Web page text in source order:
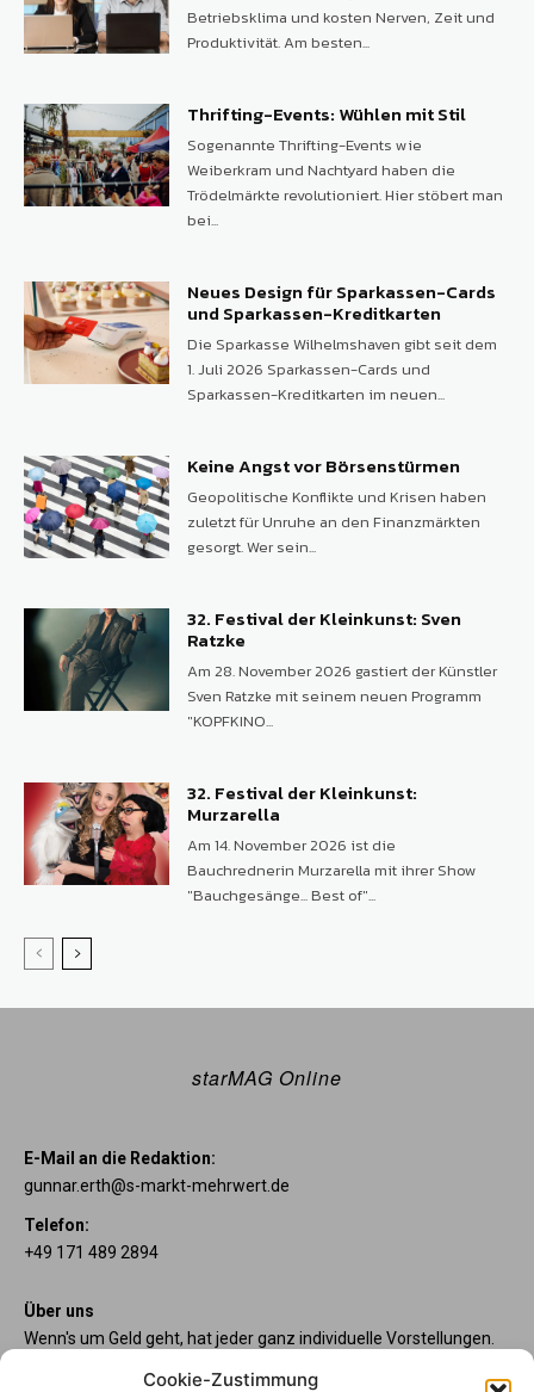
Cookie-Zustimmung
Betriebsklima und kosten Nerven, Zeit und
Produktivität. Am besten...
Thrifting-Events: Wühlen mit Stil
Sogenannte Thrifting-Events wie
Weiberkram und Nachtyard haben die
Trödelmärkte revolutioniert. Hier stöbert man
bei...
Neues Design für Sparkassen-Cards
und Sparkassen-Kreditkarten
Die Sparkasse Wilhelmshaven gibt seit dem
1. Juli 2026 Sparkassen-Cards und
Sparkassen-Kreditkarten im neuen...
Keine Angst vor Börsenstürmen
Geopolitische Konflikte und Krisen haben
zuletzt für Unruhe an den Finanzmärkten
gesorgt. Wer sein...
32. Festival der Kleinkunst: Sven
Ratzke
Am 28. November 2026 gastiert der Künstler
Sven Ratzke mit seinem neuen Programm
"KOPFKINO...
32. Festival der Kleinkunst:
Murzarella
Am 14. November 2026 ist die
Bauchrednerin Murzarella mit ihrer Show
"Bauchgesänge... Best of"...
starMAG Online
E-Mail an die Redaktion:
gunnar.erth@s-markt-mehrwert.de
Telefon:
+49 171 489 2894
Über uns
Wenn's um Geld geht, hat jeder ganz individuelle Vorstellungen.
unsere starpac-Konten genau das Richtige für Sie. Die vier